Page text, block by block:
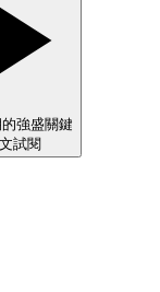
強盛關鍵
試閱